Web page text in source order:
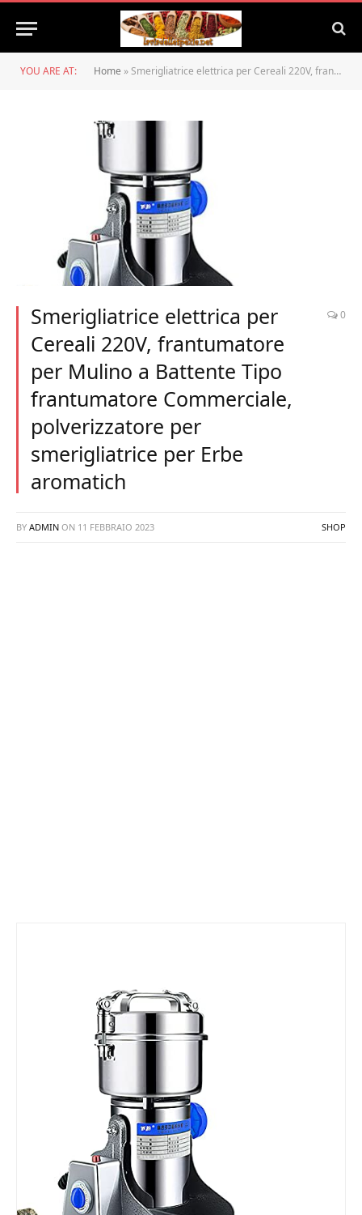
YOU ARE AT: Home »Smerigliatrice elettrica per Cereali 220V, frantumatore per Mulino a Battente Tipo frantumatore Commerciale, polverizzatore per smerigliatrice per Erbe aromatich
Smerigliatrice elettrica per
Cereali 220V, frantumatore
per Mulino a Battente Tipo
frantumatore Commerciale,
polverizzatore per
smerigliatrice per Erbe
aromatich
0
BY ADMIN ON 11 FEBBRAIO 2023 SHOP